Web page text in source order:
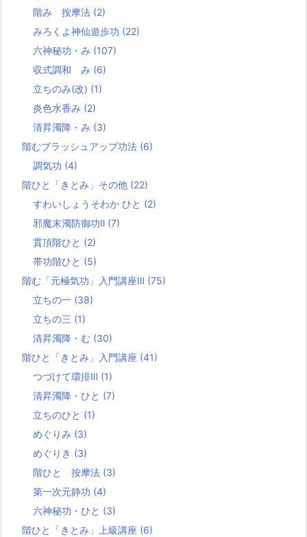
階み 按摩法 (2)
みろくよ神仙遊歩功 (22)
六神秘功・み (107)
収式調和 み (6)
立ちのみ(改) (1)
炎色水香み (2)
清昇濁降・み (3)
階むブラッシュアップ功法 (6)
調気功 (4)
階ひと「きとみ」その他 (22)
すわいしょうそわか ひと (2)
邪魔末濁防御功Ⅱ (7)
貫頂階ひと (2)
帯功階ひと (5)
階む「元極気功」入門講座Ⅲ (75)
立ちの一 (38)
立ちの三 (1)
清昇濁降・む (30)
階ひと「きとみ」入門講座 (41)
つづけて環排Ⅲ (1)
清昇濁降・ひと (7)
立ちのひと (1)
めぐりみ (3)
めぐりき (3)
階ひと 按摩法 (3)
第一次元静功 (4)
六神秘功・ひと (3)
階ひと「きとみ」上級講座 (6)